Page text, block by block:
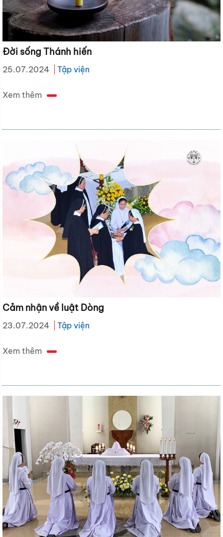
Đời sống Thánh hiến
25.07.2024 Tập viện
Xem thêm
Cảm nhận về luật Dòng
23.07.2024 Tập viện
Xem thêm